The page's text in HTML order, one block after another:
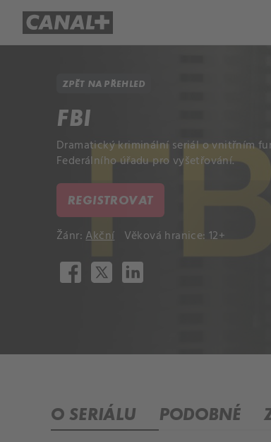
ZPĚT NA PŘEHLED
FBI
Dramatický kriminální seriál o vnitřním
Federálního úřadu pro vyšetřování.
REGISTROVAT
Žánr:Akční Věková hranice: 12+
O SERIÁLU PODOBNÉ